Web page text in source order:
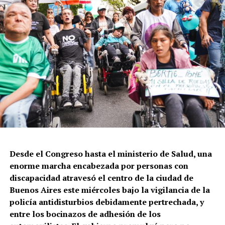
Tirar a matar en Constitución
El jefe de la Policía de la Ciudad de Buenos Aires es Diego
Casaló mientras que Horacio Giménez es el Ministro de
Seguridad del gobierno porteño liderado por Jorge
Macri.
Este domingo por la tarde, en la esquina de Salta y
Constitución, la Policía de la Ciudad volvió a tirar a
matar. En este caso a Leonardo Vargas, quien quedó
gravemente herido y pelea por sobrevivir. Lo que
intentaba que una persona en situación de calle no le
robara su celular.
ambiental ya fueron rechazados.
Desde el Congreso hasta el ministerio de Salud, una
enorme marcha encabezada por personas con
discapacidad atravesó el centro de la ciudad de
Buenos Aires este miércoles bajo la vigilancia de la
policía antidisturbios debidamente pertrechada, y
entre los bocinazos de adhesión de los